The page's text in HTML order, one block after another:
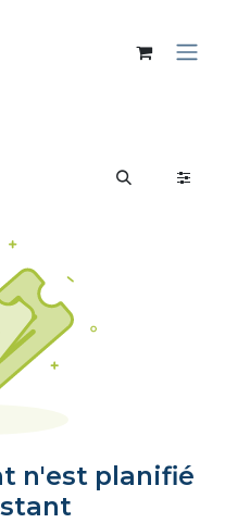
n'est planifié